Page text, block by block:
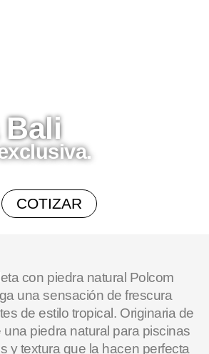
Bali
COTIZAR
con piedra natural Polcom
una sensación de frescura
de estilo tropical. Originaria de
una piedra natural para piscinas
y textura que la hacen perfecta